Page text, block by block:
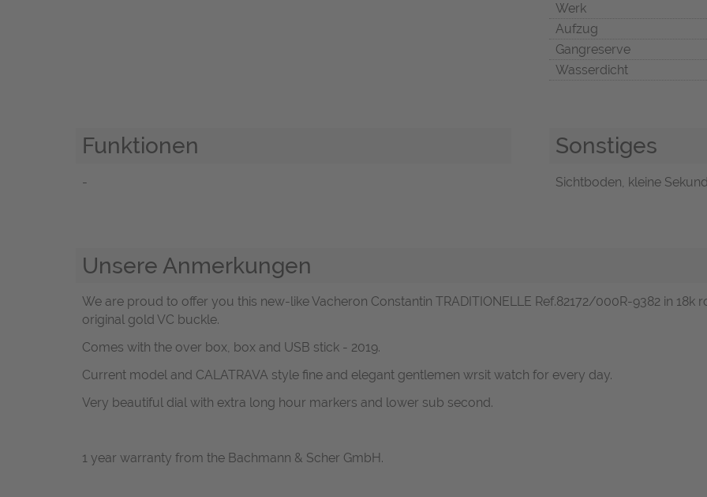
Werk
Aufzug
Gangreserve
Wasserdicht
Funktionen
-
Sonstiges
Sichtboden, kleine
Unsere Anmerkungen
We are proud to offer you this new-like Vacheron Constantin TRADITIONELLE Ref.82172/000R-9382 in
original gold VC buckle.
Comes with the over box, box and USB stick - 2019.
Current model and CALATRAVA style fine and elegant gentlemen wrsit watch for every day.
Very beautiful dial with extra long hour markers and lower sub second.
1 year warranty from the Bachmann & Scher GmbH.